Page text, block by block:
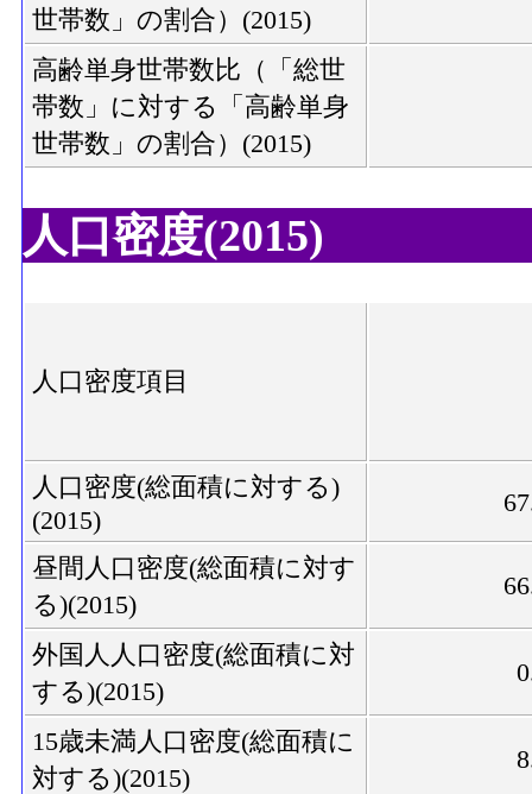
世帯数」の割合）(2015)
高齢単身世帯数比（「総世
帯数」に対する「高齢単身
世帯数」の割合）(2015)
人口密度(2015)
人口密度項目
人口密度(総面積に対する)
(2015)
昼間人口密度(総面積に対す
る)(2015)
外国人人口密度(総面積に対
する)(2015)
15歳未満人口密度(総面積に
対する)(2015)